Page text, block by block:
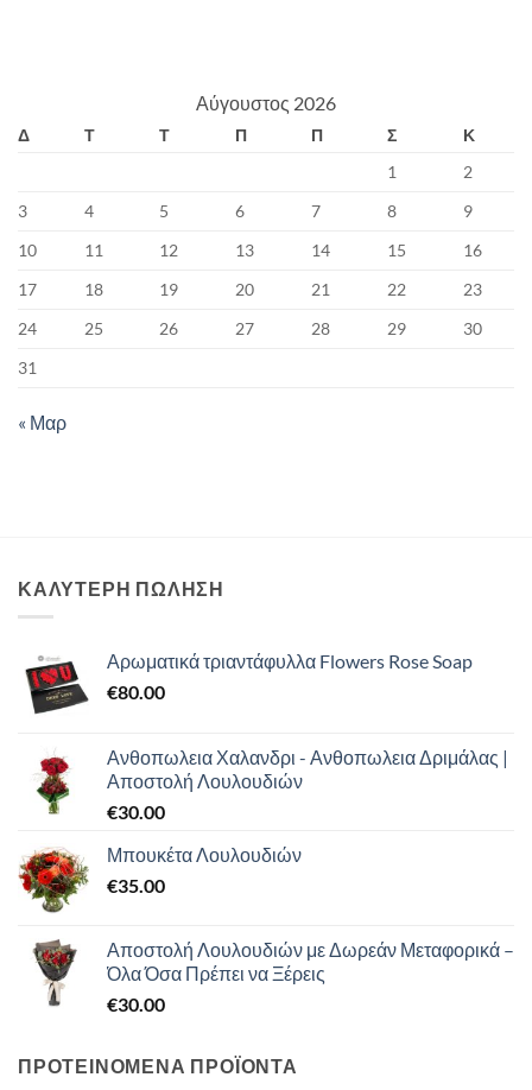
Αύγουστος 2026
Δ Τ Τ Π Π Σ
Κ
1
2
3
4 5 6 7 8
9
10
11 12 13 14 15
16
17
18 19 20 21 22
23
24
25 26 27 28 29
30
31
« Μαρ
ΚΑΛΥΤΕΡΗ ΠΩΛΗΣΗ
Αρωματικά τριαντάφυλλα Flowers Rose Soap
€80.00
Ανθοπωλεια Χαλανδρι - Ανθοπωλεια Δριμάλας |
Αποστολή Λουλουδιών
€30.00
Μπουκέτα Λουλουδιών
€35.00
Αποστολή Λουλουδιών με Δωρεάν Μεταφορικά –
Όλα Όσα Πρέπει να Ξέρεις
€30.00
ΠΡΟΤΕΙΝΟΜΕΝΑ ΠΡΟΪΟΝΤΑ